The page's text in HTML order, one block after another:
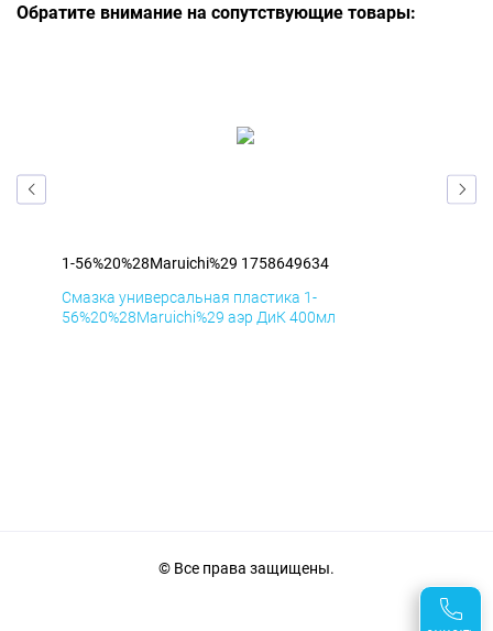
Обратите внимание на сопутствующие товары:
1-56%20%28Maruichi%29 1758649634
Смазка универсальная пластика 1-
56%20%28Maruichi%29 аэр ДиК 400мл
© Все права защищены.